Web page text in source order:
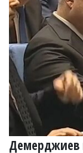
Демерджиев